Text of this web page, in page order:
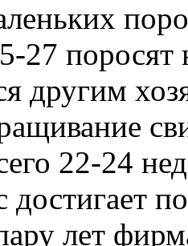
27
другим
22-24
достигает
лет